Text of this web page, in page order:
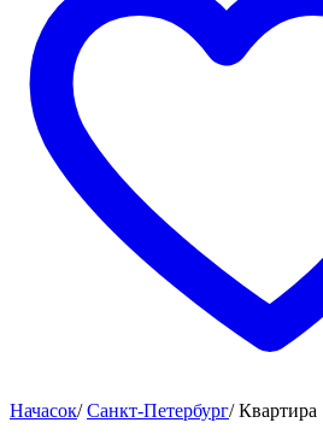
Начасок/ Санкт-Петербург/ Квартира